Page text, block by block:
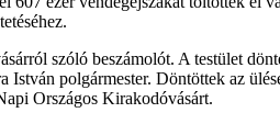
szóló beszámolót. A testület
polgármester. Döntöttek az
Országos Kirakodóvásárt.